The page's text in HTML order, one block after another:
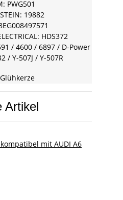
PWG501
19882
HDS372
/ 4600 / 6897 / D-Power
/ Y-507J / Y-507R
Artikel